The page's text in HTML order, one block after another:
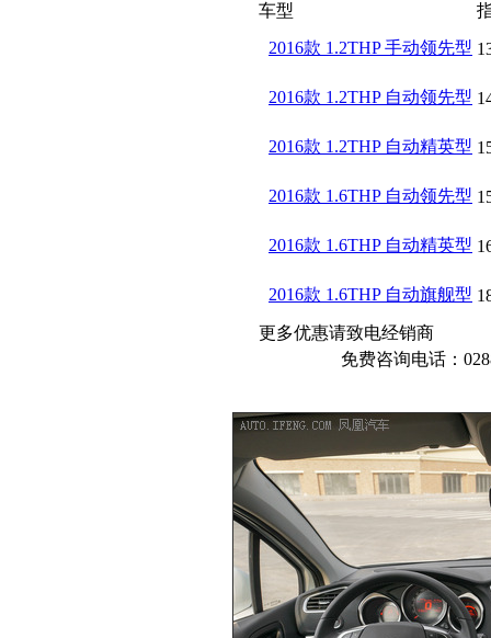
车型
2016款 1.2THP 手动领先型
2016款 1.2THP 自动领先型
2016款 1.2THP 自动精英型
2016款 1.6THP 自动领先型
2016款 1.6THP 自动精英型
2016款 1.6THP 自动旗舰型
更多优惠请致电经销商
免费咨询电话：